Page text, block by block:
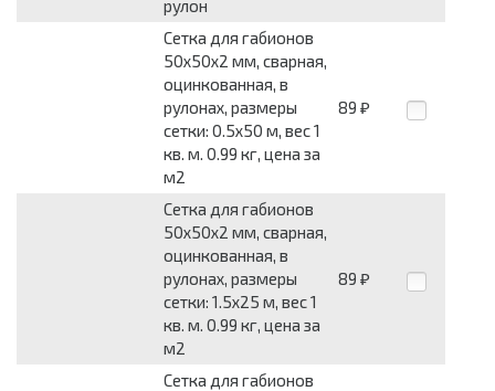
рулон
Сетка для габионов
50x50x2 мм, сварная,
оцинкованная, в
рулонах, размеры
сетки: 0.5x50 м, вес 1
кв. м. 0.99 кг, цена за
м2
89 ₽
Сетка для габионов
50x50x2 мм, сварная,
оцинкованная, в
рулонах, размеры
сетки: 1.5x25 м, вес 1
кв. м. 0.99 кг, цена за
м2
89 ₽
Сетка для габионов